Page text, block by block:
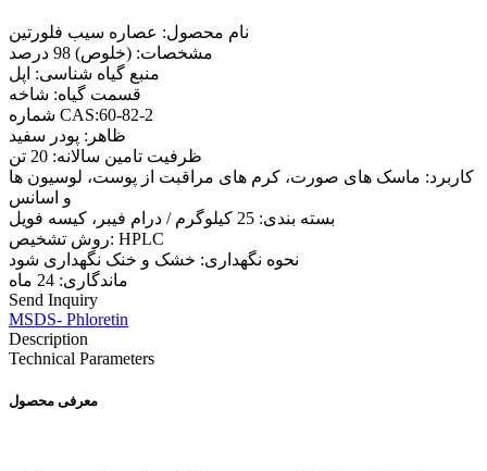
نام محصول: عصاره سیب فلورتین
مشخصات: (خلوص) 98 درصد
منبع گیاه شناسی: اپل
قسمت گیاه: شاخه
شماره CAS:60-82-2
ظاهر: پودر سفید
ظرفیت تامین سالانه: 20 تن
کاربرد: ماسک های صورت، کرم های مراقبت از پوست، لوسیون ها
و اسانس
بسته بندی: 25 کیلوگرم / درام فیبر، کیسه فویل
روش تشخیص: HPLC
نحوه نگهداری: خشک و خنک نگهداری شود
ماندگاری: 24 ماه
Send Inquiry
MSDS- Phloretin
Description
Technical Parameters
معرفی محصول